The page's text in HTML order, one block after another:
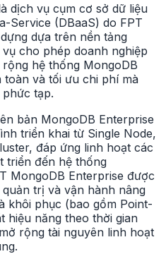
dịch vụ cụm cơ sở dữ liệu
Service (DBaaS) do FPT
dựa trên nền tảng
cho phép doanh nghiệp
hệ thống MongoDB
và tối ưu chi phí mà
tạp.
bản MongoDB Enterprise
triển khai từ Single Node,
đáp ứng linh hoạt các
triển đến hệ thống
MongoDB Enterprise được
trị và vận hành nâng
khôi phục (bao gồm Point-
hiệu năng theo thời gian
rộng tài nguyên linh hoạt